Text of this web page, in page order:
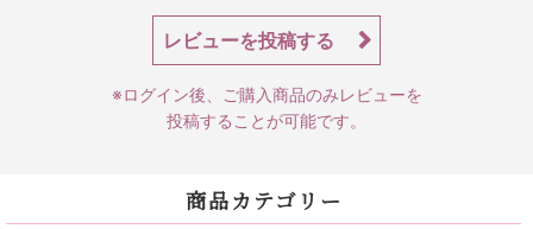
レビューを投稿する
※ログイン後、ご購入商品のみレビューを
投稿することが可能です。
商品カテゴリー